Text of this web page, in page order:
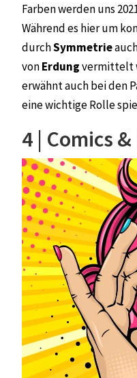
Farbenwerden uns
Während es hier um
durchSymmetrie
vonErdungvermittelt
erwähnt auch bei den
eine wichtige Rolle
4 | Comics